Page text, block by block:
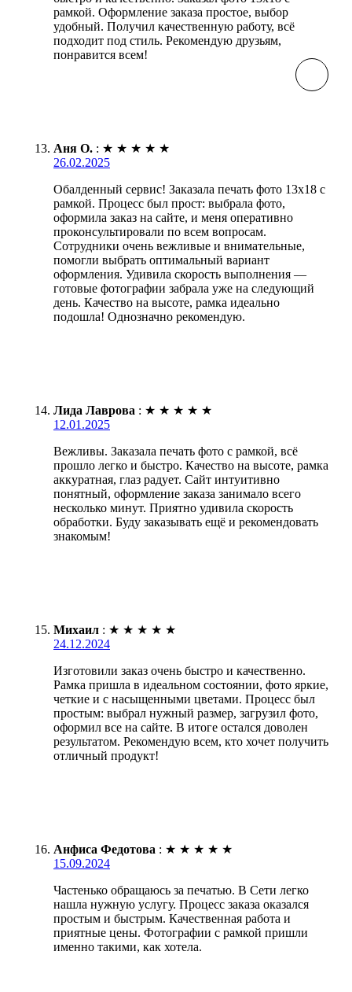
рамкой. Оформление заказа простое, выбор
удобный. Получил качественную работу, всё
подходит под стиль. Рекомендую друзьям,
понравится всем!
Аня О. : ★ ★ ★ ★ ★
26.02.2025
Обалденный сервис! Заказала печать фото 13х18 с
рамкой. Процесс был прост: выбрала фото,
оформила заказ на сайте, и меня оперативно
проконсультировали по всем вопросам.
Сотрудники очень вежливые и внимательные,
помогли выбрать оптимальный вариант
оформления. Удивила скорость выполнения —
готовые фотографии забрала уже на следующий
день. Качество на высоте, рамка идеально
подошла! Однозначно рекомендую.
Лида Лаврова : ★ ★ ★ ★ ★
12.01.2025
Вежливы. Заказала печать фото с рамкой, всё
прошло легко и быстро. Качество на высоте, рамка
аккуратная, глаз радует. Сайт интуитивно
понятный, оформление заказа занимало всего
несколько минут. Приятно удивила скорость
обработки. Буду заказывать ещё и рекомендовать
знакомым!
Михаил : ★ ★ ★ ★ ★
24.12.2024
Изготовили заказ очень быстро и качественно.
Рамка пришла в идеальном состоянии, фото яркие,
четкие и с насыщенными цветами. Процесс был
простым: выбрал нужный размер, загрузил фото,
оформил все на сайте. В итоге остался доволен
результатом. Рекомендую всем, кто хочет получить
отличный продукт!
Анфиса Федотова : ★ ★ ★ ★ ★
15.09.2024
Частенько обращаюсь за печатью. В Сети легко
нашла нужную услугу. Процесс заказа оказался
простым и быстрым. Качественная работа и
приятные цены. Фотографии с рамкой пришли
именно такими, как хотела.